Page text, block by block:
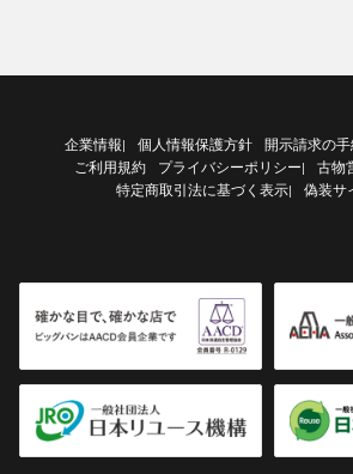
企業情報| 個人情報保護方針 開示請求の
ご利用規約 プライバシーポリシー|
古物
特定商取引法に基づく表示| 偽装サ